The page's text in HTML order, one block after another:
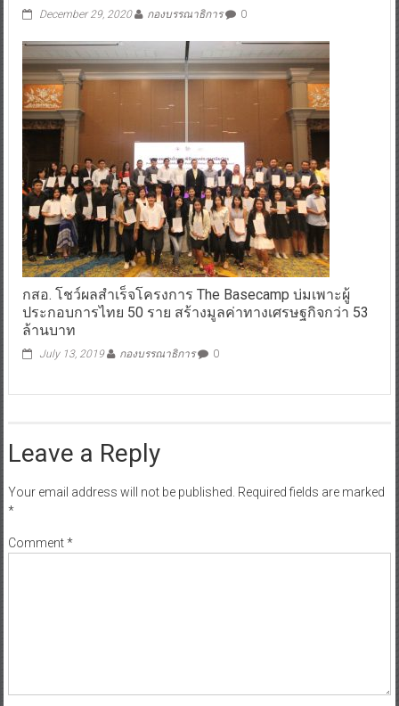
December 29, 2020 กองบรรณาธิการ 0
กสอ. โชว์ผลสำเร็จโครงการ The Basecamp บ่มเพาะผู้
ประกอบการไทย 50 ราย สร้างมูลค่าทางเศรษฐกิจกว่า 53
ล้านบาท
July 13, 2019 กองบรรณาธิการ 0
Leave a Reply
Your email address will not be published. Required fields are marked
*
Comment*